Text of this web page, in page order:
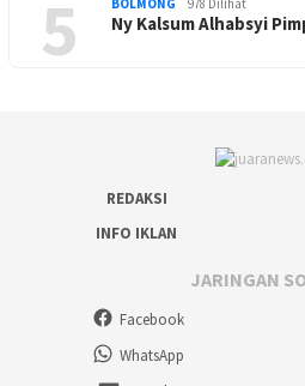
5 BOLMONG 978 Dilihat
Ny Kalsum Alhabsyi
REDAKSI
INFO IKLAN
JARINGAN
Facebook
WhatsApp